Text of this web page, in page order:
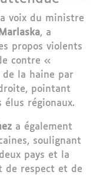
voix du ministre
, a
propos violents
contre «
la haine par
pointant
régionaux.
a également
soulignant
pays et la
de respect et de